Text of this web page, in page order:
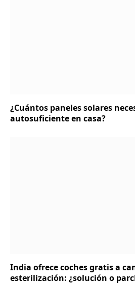
¿Cuántos paneles solares
autosuficiente en casa?
India ofrece coches gratis a
esterilización: ¿solución o